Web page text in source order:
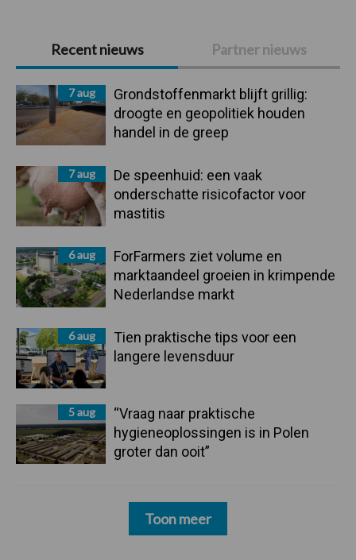
Primaire
Sidebar
Recent nieuws Partner nieuws
7 aug
Grondstoffenmarkt blijft grillig:
droogte en geopolitiek houden
handel in de greep
7 aug
De speenhuid: een vaak
onderschatte risicofactor voor
mastitis
6 aug
ForFarmers ziet volume en
marktaandeel groeien in krimpende
Nederlandse markt
6 aug
Tien praktische tips voor een
langere levensduur
5 aug
“Vraag naar praktische
hygieneoplossingen is in Polen
groter dan ooit”
Toon meer